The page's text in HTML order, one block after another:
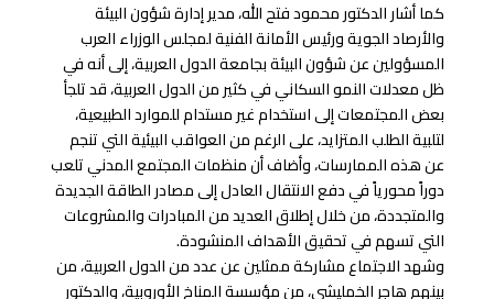
كما أشار الدكتور محمود فتح الله، مدير إدارة شؤون البيئة
والأرصاد الجوية ورئيس الأمانة الفنية لمجلس الوزراء العرب
المسؤولين عن شؤون البيئة بجامعة الدول العربية، إلى أنه في
ظل معدلات النمو السكاني في كثير من الدول العربية، قد تلجأ
بعض المجتمعات إلى استخدام غير مستدام للموارد الطبيعية،
لتلبية الطلب المتزايد، على الرغم من العواقب البيئية التي تنجم
عن هذه الممارسات، وأضاف أن منظمات المجتمع المدني تلعب
دوراً محورياً في دفع الانتقال العادل إلى مصادر الطاقة الجديدة
والمتجددة، من خلال إطلاق العديد من المبادرات والمشروعات
التي تسهم في تحقيق الأهداف المنشودة.
وشهد الاجتماع مشاركة ممثلين عن عدد من الدول العربية، من
بينهم هاجر الخمليشي، من مؤسسة المناخ الأوروبية، والدكتور